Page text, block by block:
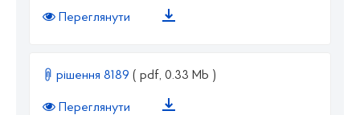
Переглянути
рішення 8189 ( pdf, 0.33 Mb )
Переглянути